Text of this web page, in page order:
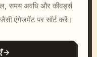
समय अवधि और कीवर्ड्स
एंगेजमेंट पर सॉर्ट करें।